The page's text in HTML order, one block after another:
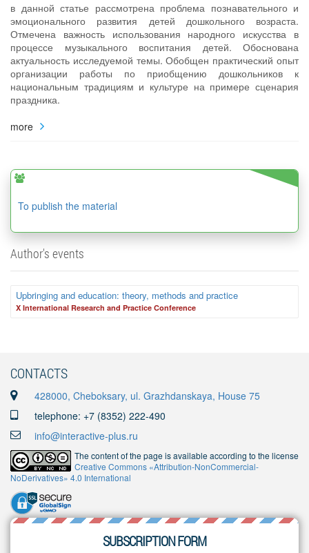
в данной статье рассмотрена проблема познавательного и
эмоционального развития детей дошкольного возраста.
Отмечена важность использования народного искусства в
процессе музыкального воспитания детей. Обоснована
актуальность исследуемой темы. Обобщен практический опыт
организации работы по приобщению дошкольников к
национальным традициям и культуре на примере сценария
праздника.
more
To publish the material
Author's events
Upbringing and education: theory, methods and practice
X International Research and Practice Conference
CONTACTS
428000, Cheboksary, ul. Grazhdanskaya, House 75
telephone: +7 (8352) 222-490
info@interactive-plus.ru
The content of the page is available according to the license
Creative Commons «Attribution-NonCommercial-
NoDerivatives» 4.0 International
SUBSCRIPTION FORM